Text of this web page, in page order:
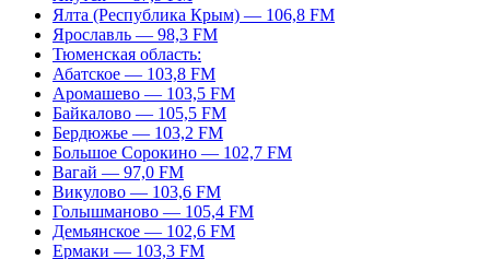
Ялта (Республика Крым) — 106,8 FM
Ярославль — 98,3 FM
Тюменская область:
Абатское — 103,8 FM
Аромашево — 103,5 FM
Байкалово — 105,5 FM
Бердюжье — 103,2 FM
Большое Сорокино — 102,7 FM
Вагай — 97,0 FM
Викулово — 103,6 FM
Голышманово — 105,4 FM
Демьянское — 102,6 FM
Ермаки — 103,3 FM